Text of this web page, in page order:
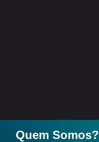
Quem Somos?